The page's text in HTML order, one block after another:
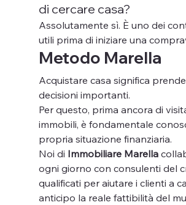
di cercare casa?
Assolutamente sì. È uno dei
utili prima di iniziare una
Metodo Marella
Acquistare casa significa
decisioni importanti.
Per questo, prima ancora di
immobili, è fondamentale
propria situazione finanziaria.
Noi di Immobiliare Marella
ogni giorno con consulenti del
qualificati per aiutare i clienti a
anticipo la reale fattibilità del